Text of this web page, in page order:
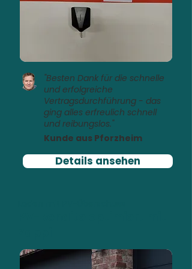
"Besten Dank für die schnelle
und erfolgreiche
Vertragsdurchführung - das
ging alles erfreulich schnell
und reibungslos."
Kunde aus Pforzheim
Details ansehen